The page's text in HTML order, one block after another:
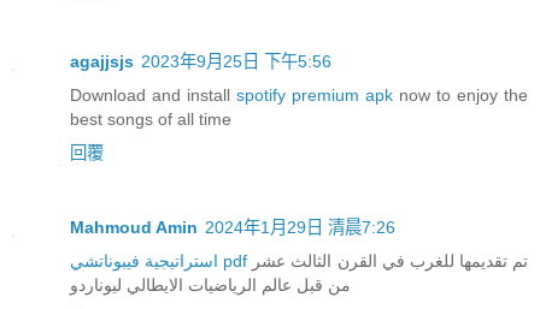
agajjsjs 2023年9月25日 下午5:56
Download and install spotify premium apk now to enjoy the
best songs of all time
回覆
Mahmoud Amin 2024年1月29日 清晨7:26
استراتيجية فيبوناتشي pdf
من قبل عالم الرياضيات الايطالي ليوناردو